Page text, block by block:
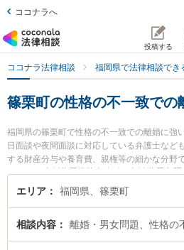
ココナラへ
投稿する
ココナラ法律相談 福岡県で法律相談でき
篠栗町の性格の不一致での
福岡県の篠栗町で性格の不一致での離婚に強
日面談や夜間面談に対応している弁護士など
する財産分与や養育費、親権等の細かな分野
す。特に 𠮷村俊吾法律事務所の𠮷村 俊吾弁
用、強みなどが注目されています。『篠栗町
で性格の不一致での離婚を法律相談できる篠
い』などでお困りの相談者さんにおすすめで
エリア 福岡県、篠栗町
相談内容 離婚・男女問題、性格の